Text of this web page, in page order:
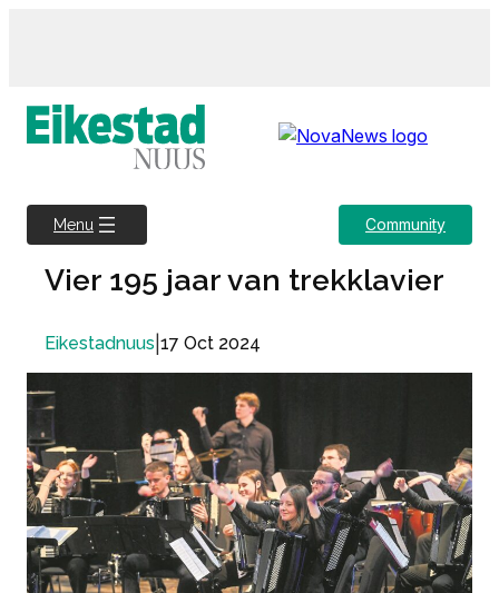
Menu Community
Vier 195 jaar van trekklavier
Eikestadnuus 17 Oct 2024